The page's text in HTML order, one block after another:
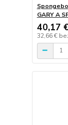
GARY A
40,17
32,66 €